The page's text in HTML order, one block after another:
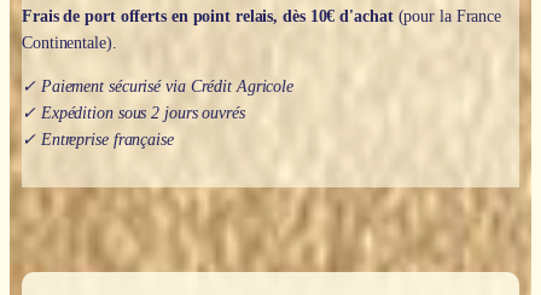
Frais de port offerts en point relais, dès 10€ d'achat(pour la France
Continentale).
✓ Paiement sécurisé via Crédit Agricole
✓ Expédition sous 2 jours ouvrés
✓ Entreprise française